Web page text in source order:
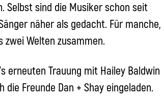
Selbst sind die Musiker schon seit
näher als gedacht. Für manche,
Welten zusammen.
erneuten Trauung mit Hailey Baldwin
Freunde Dan + Shay eingeladen.